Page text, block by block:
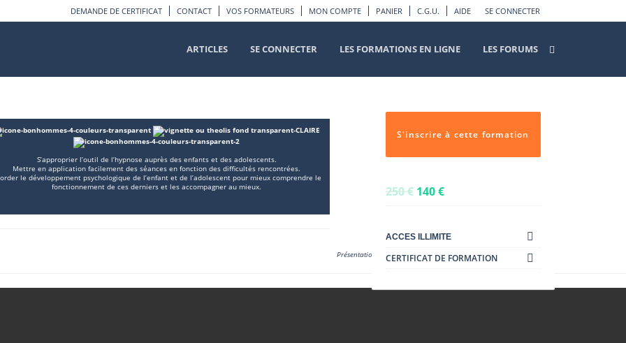
SE CONNECTER
DEMANDE DE CERTIFICAT CONTACT VOS FORMATEURS MON COMPTE PANIER C.G.U. AIDE
ARTICLES SE CONNECTER LES FORMATIONS EN LIGNE LES FORUMS
S’approprier l’outil de l’hypnose auprès des enfants et des adolescents.
Mettre en application facilement des séances en fonction des difficultés rencontrées.
le développement psychologique de l’enfant et de l’adolescent pour mieux comprendre le
fonctionnement de ces derniers et les accompagner au mieux.
Présentation vidéo de la formation d’hypnose pour enfants
S'inscrire à cette formation
250€ 140€
ACCES ILLIMITE
CERTIFICAT DE FORMATION